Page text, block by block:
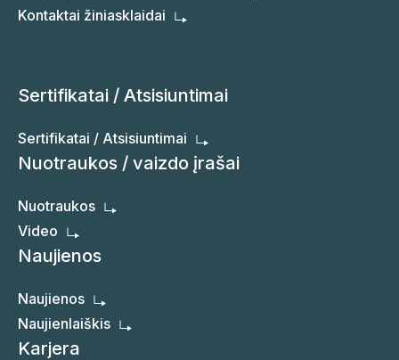
Kontaktai žiniasklaidai
Sertifikatai / Atsisiuntimai
Sertifikatai / Atsisiuntimai
Nuotraukos / vaizdo įrašai
Nuotraukos
Video
Naujienos
Naujienos
Naujienlaiškis
Karjera